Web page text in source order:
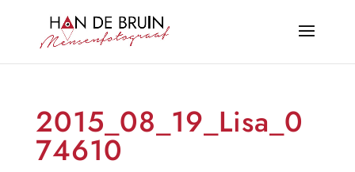
2015_08_19_Lisa_0
74610